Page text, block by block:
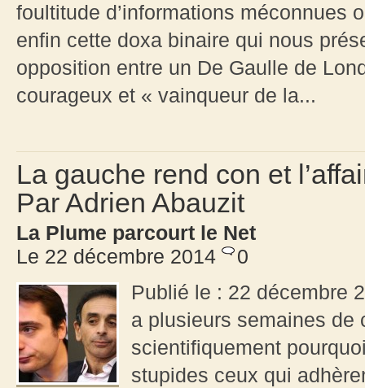
foultitude d’informations méconnues
enfin cette doxa binaire qui nous
opposition entre un De Gaulle de
courageux et « vainqueur de la...
La gauche rend con et
Par Adrien Abauzit
La Plume parcourt le Net
Le 22 décembre 2014
0
Publié le : 22 décembre
a plusieurs semaines de
scientifiquement
stupides ceux qui